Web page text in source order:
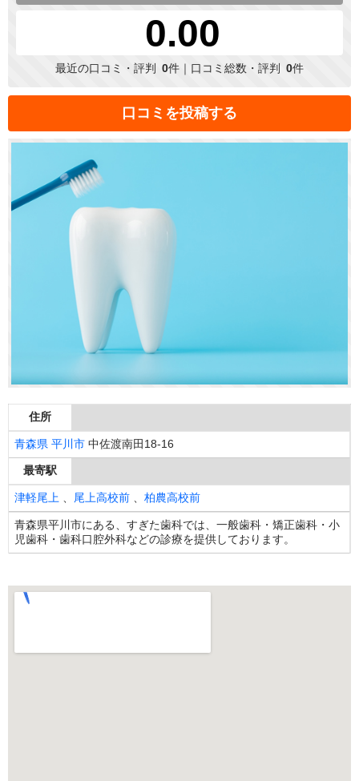
0.00
最近の口コミ・評判 0件｜口コミ総数・評判 0件
口コミを投稿する
住所
青森県 平川市 中佐渡南田18-16
最寄駅
津軽尾上 尾上高校前 柏農高校前
青森県平川市にある、すぎた歯科では、一般歯科・矯正歯科・小
児歯科・歯科口腔外科などの診療を提供しております。